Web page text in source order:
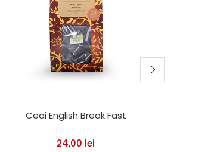
Ceai English Break Fast
24,00 lei